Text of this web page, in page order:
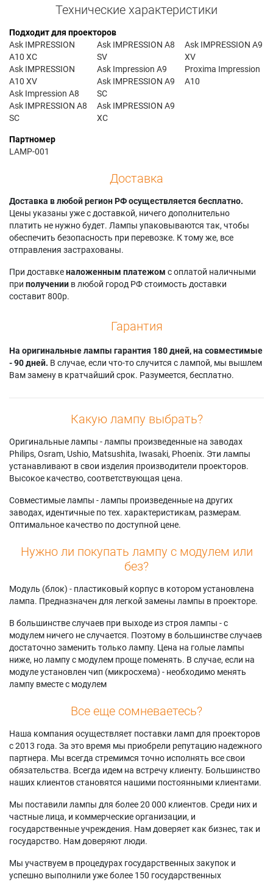
Технические характеристики
Подходит для проекторов
Ask IMPRESSION
A10 XC
Ask IMPRESSION
A10 XV
Ask Impression A8
Ask IMPRESSION A8
SC
Ask IMPRESSION A8
SV
Ask Impression A9
Ask IMPRESSION A9
SC
Ask IMPRESSION A9
XC
Ask IMPRESSION A9
XV
Proxima Impression
A10
Партномер
LAMP-001
Доставка
Доставка в любой регион РФ осуществляется бесплатно.
Цены указаны уже с доставкой, ничего дополнительно
платить не нужно будет. Лампы упаковываются так, чтобы
обеспечить безопасность при перевозке. К тому же, все
отправления застрахованы.
При доставкеналоженным платежом с оплатой наличными
при получении в любой город РФ стоимость доставки
составит 800р.
Гарантия
На оригинальные лампы гарантия 180 дней, на совместимые
- 90 дней. В случае, если что-то случится с лампой, мы вышлем
Вам замену в кратчайший срок. Разумеется, бесплатно.
Какую лампу выбрать?
Оригинальные лампы - лампы произведенные на заводах
Philips, Osram, Ushio, Matsushita, Iwasaki, Phoenix. Эти лампы
устанавливают в свои изделия производители проекторов.
Высокое качество, соответствующая цена.
Совместимые лампы - лампы произведенные на других
заводах, идентичные по тех. характеристикам, размерам.
Оптимальное качество по доступной цене.
Нужно ли покупать лампу с модулем или
без?
Модуль (блок) - пластиковый корпус в котором установлена
лампа. Предназначен для легкой замены лампы в проекторе.
В большинстве случаев при выходе из строя лампы - с
модулем ничего не случается. Поэтому в большинстве случаев
достаточно заменить только лампу. Цена на голые лампы
ниже, но лампу с модулем проще поменять. В случае, если на
модуле установлен чип (микросхема) - необходимо менять
лампу вместе с модулем
Все еще сомневаетесь?
Наша компания осуществляет поставки ламп для проекторов
с 2013 года. За это время мы приобрели репутацию надежного
партнера. Мы всегда стремимся точно исполнять все свои
обязательства. Всегда идем на встречу клиенту. Большинство
наших клиентов становятся нашими постоянными клиентами.
Мы поставили лампы для более 20 000 клиентов. Среди них и
частные лица, и коммерческие организации, и
государственные учреждения. Нам доверяет как бизнес, так и
государство. Нам доверяют люди.
Мы участвуем в процедурах государственных закупок и
успешно выполнили уже более 150 государственных